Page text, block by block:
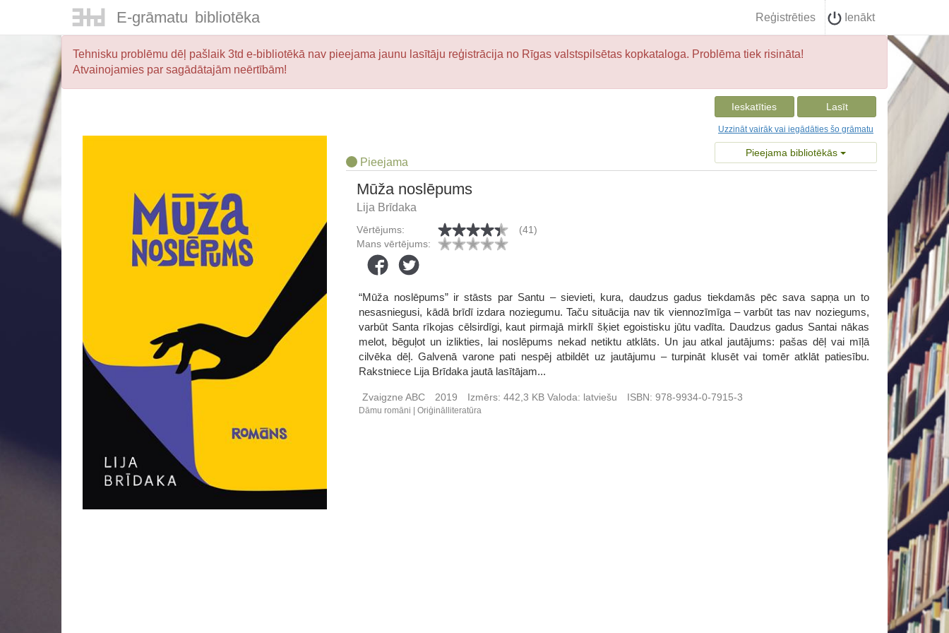
E-grāmatu bibliotēka Reģistrēties Ienākt
Tehnisku problēmu dēļ pašlaik 3td e-bibliotēkā nav pieejama jaunu lasītāju reģistrācija no Rīgas valstspilsētas kopkataloga. Problēma tiek risināta!
Atvainojamies par sagādātajām neērtībām!
Ieskatīties Lasīt
Uzzināt vairāk vai iegādāties šo grāmatu
Pieejama bibliotēkās
Pieejama
Mūža noslēpums
Lija Brīdaka
Vērtējums:
(41)
Mans vērtējums:
“Mūža noslēpums” ir stāsts par Santu – sievieti, kura, daudzus gadus tiekdamās pēc sava sapņa un to
nesasniegusi, kādā brīdī izdara noziegumu. Taču situācija nav tik viennozīmīga – varbūt tas nav noziegums,
varbūt Santa rīkojas cēlsirdīgi, kaut pirmajā mirklī šķiet egoistisku jūtu vadīta. Daudzus gadus Santai nākas
melot, bēguļot un izlikties, lai noslēpums nekad netiktu atklāts. Un jau atkal jautājums: pašas dēļ vai mīļā
cilvēka dēļ. Galvenā varone pati nespēj atbildēt uz jautājumu – turpināt klusēt vai tomēr atklāt patiesību.
Rakstniece Lija Brīdaka jautā lasītājam...
Zvaigzne ABC 2019 Izmērs: 442,3 KBValoda: latviešu ISBN: 978-9934-0-7915-3
Dāmu romāni Oriģinālliteratūra